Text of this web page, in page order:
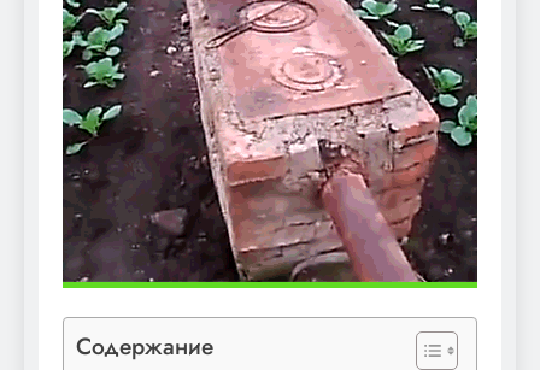
Содержание